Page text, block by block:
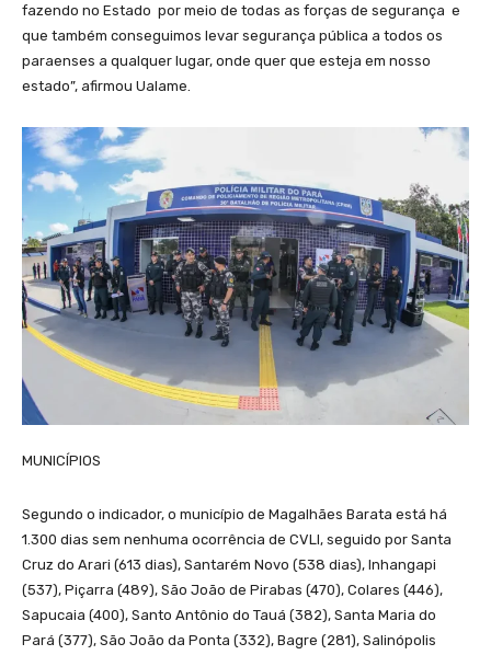
fazendo no Estado por meio de todas as forças de segurança e
que também conseguimos levar segurança pública a todos os
paraenses a qualquer lugar, onde quer que esteja em nosso
estado”, afirmou Ualame.
MUNICÍPIOS
Segundo o indicador, o município de Magalhães Barata está há
1.300 dias sem nenhuma ocorrência de CVLI, seguido por Santa
Cruz do Arari (613 dias), Santarém Novo (538 dias), Inhangapi
(537), Piçarra (489), São João de Pirabas (470), Colares (446),
Sapucaia (400), Santo Antônio do Tauá (382), Santa Maria do
Pará (377), São João da Ponta (332), Bagre (281), Salinópolis